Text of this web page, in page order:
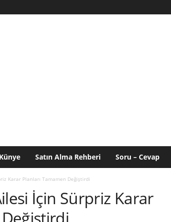
Künye Satın Alma Rehberi Soru – Cevap
Karar Planları Tamamen Değiştirdi
İçin Sürpriz Karar